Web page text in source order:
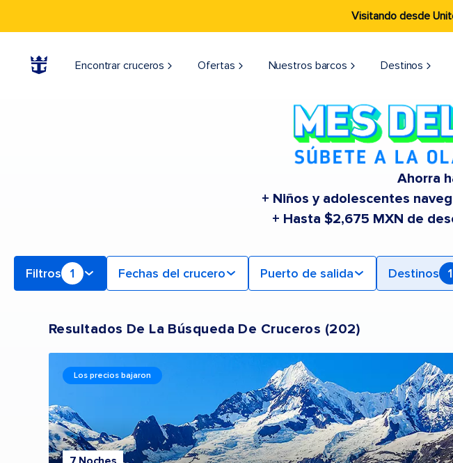
Visitando desde
Encontrar cruceros Ofertas Nuestros barcos Destinos
Ahorra
+ Niños y adolescentes
+ Hasta $2,675 MXN de
Filtros 1 Fechas del crucero Puerto de salida Destinos 1
Resultados De La Búsqueda De Cruceros (202)
Los precios bajaron